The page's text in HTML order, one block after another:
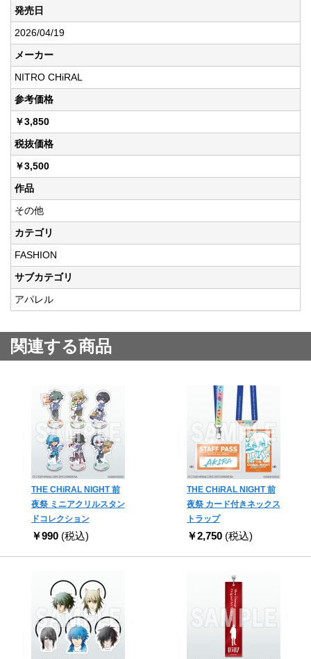
発売日
2026/04/19
メーカー
NITRO CHiRAL
参考価格
￥3,850
税抜価格
￥3,500
作品
その他
カテゴリ
FASHION
サブカテゴリ
アパレル
関連する商品
THE CHiRAL NIGHT 前
夜祭 ミニアクリルスタン
ドコレクション
￥990 (税込)
THE CHiRAL NIGHT 前
夜祭 カード付きネックス
トラップ
￥2,750 (税込)